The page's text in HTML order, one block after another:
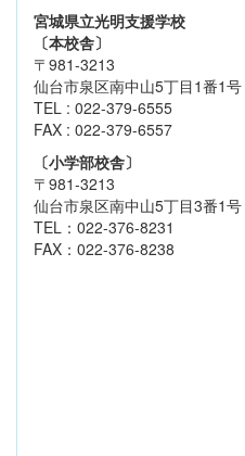
宮城県立光明支援学校
〔本校舎〕
〒981-3213
仙台市泉区南中山5丁目1番1号
TEL : 022-379-6555
FAX : 022-379-6557
〔小学部校舎〕
〒981-3213
仙台市泉区南中山5丁目3番1号
TEL：022-376-8231
FAX：022-376-8238